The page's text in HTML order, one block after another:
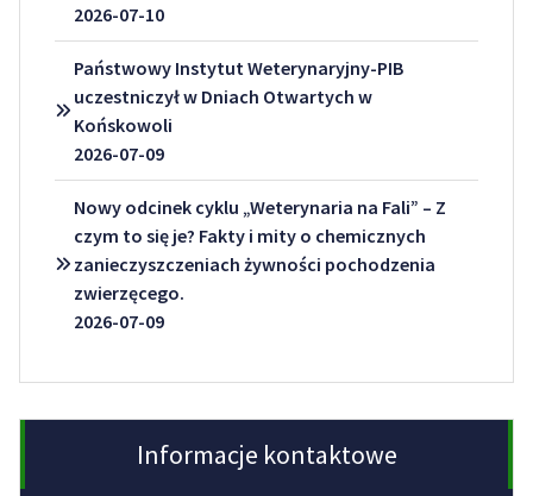
2026-07-10
Państwowy Instytut Weterynaryjny-PIB
uczestniczył w Dniach Otwartych w
Końskowoli
2026-07-09
Nowy odcinek cyklu „Weterynaria na Fali” – Z
czym to się je? Fakty i mity o chemicznych
zanieczyszczeniach żywności pochodzenia
zwierzęcego.
2026-07-09
Informacje kontaktowe